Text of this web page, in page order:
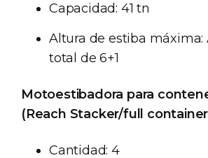
Capacidad: 41 tn
Altura de estiba máxima:
total de 6+1
Motoestibadora para
(Reach Stacker/full
Cantidad: 4